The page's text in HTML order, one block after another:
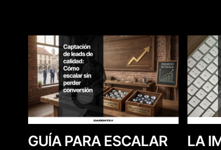
GUÍA PARA ESCALAR
LA